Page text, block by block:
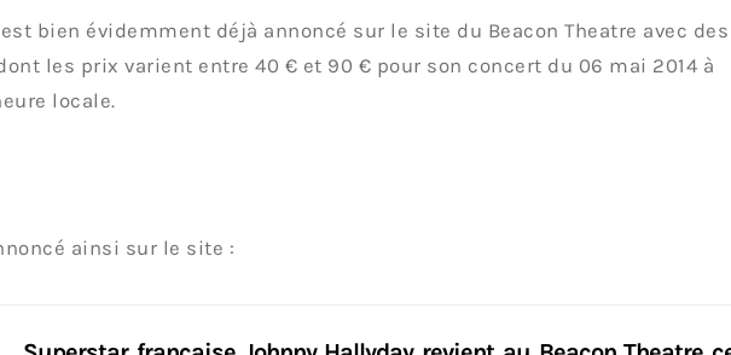
bien évidemment déjà annoncé sur le site du Beacon Theatre avec des
les prix varient entre 40 € et 90 € pour son concert du 06 mai 2014 à
locale.
ainsi sur le site :